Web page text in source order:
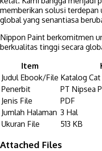
memberikan solusi
global yang senantiasa
Nippon Paint berkomitmen
berkualitas tinggi secara
Item
Judul Ebook/File Katalog
Penerbit
PT Nipsea
Jenis File
PDF
Jumlah Halaman 3 Hal
Ukuran File
513 KB
Attached Files